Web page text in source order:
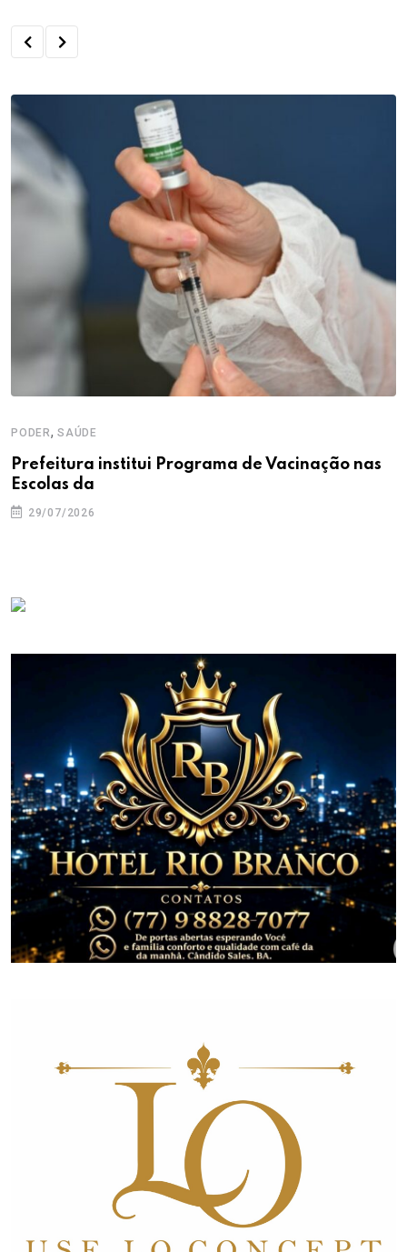
PODER, SAÚDE
Prefeitura institui Programa de Vacinação nas
Escolas da
29/07/2026